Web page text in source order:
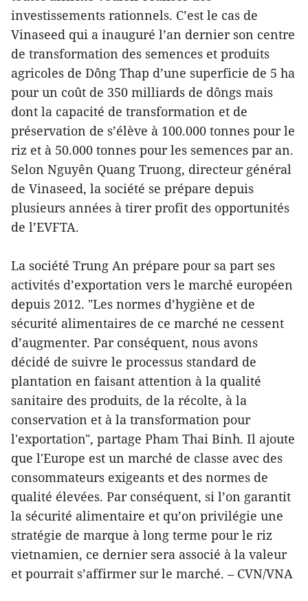
investissements rationnels. C’est le cas de
Vinaseed qui a inauguré l’an dernier son centre
de transformation des semences et produits
agricoles de Dông Thap d’une superficie de 5 ha
pour un coût de 350 milliards de dôngs mais
dont la capacité de transformation et de
préservation de s’élève à 100.000 tonnes pour le
riz et à 50.000 tonnes pour les semences par an.
Selon Nguyên Quang Truong, directeur général
de Vinaseed, la société se prépare depuis
plusieurs années à tirer profit des opportunités
de l’EVFTA.
La société Trung An prépare pour sa part ses
activités d’exportation vers le marché européen
depuis 2012. "Les normes d’hygiène et de
sécurité alimentaires de ce marché ne cessent
d’augmenter. Par conséquent, nous avons
décidé de suivre le processus standard de
plantation en faisant attention à la qualité
sanitaire des produits, de la récolte, à la
conservation et à la transformation pour
l'exportation", partage Pham Thai Binh. Il ajoute
que l'Europe est un marché de classe avec des
consommateurs exigeants et des normes de
qualité élevées. Par conséquent, si l’on garantit
la sécurité alimentaire et qu’on privilégie une
stratégie de marque à long terme pour le riz
vietnamien, ce dernier sera associé à la valeur
et pourrait s’affirmer sur le marché. – CVN/VNA